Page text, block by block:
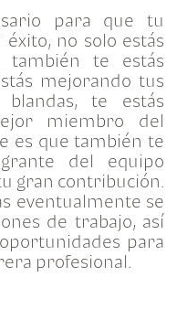
para que tu
no solo estás
también te estás
mejorando tus
blandas, te estás
miembro del
es que también te
del equipo
gran contribución.
eventualmente se
de trabajo, así
para
profesional.